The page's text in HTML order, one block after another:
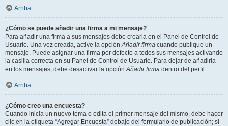
Arriba
¿Cómo se puede añadir una firma a mi mensaje?
Para añadir una firma a sus mensajes debe crearla en el Panel de Control de
Usuario. Una vez creada, active la opciónAñadir firma cuando publique un
mensaje. Puede asignar una firma por defecto a todos sus mensajes activando
la casilla correcta en su Panel de Control de Usuario. Para dejar de añadirla
en los mensajes, debe desactivar la opciónAñadir firma dentro del perfil.
Arriba
¿Cómo creo una encuesta?
Cuando inicia un nuevo tema o edita el primer mensaje del mismo, debe hacer
clic en la etiqueta “Agregar Encuesta” debajo del formulario de publicación; si